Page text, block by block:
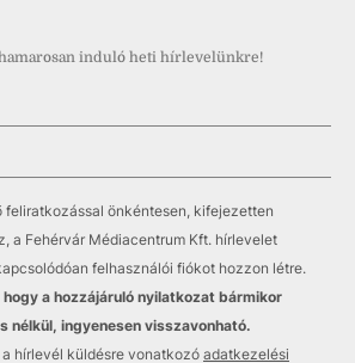
induló heti hírlevelünkre!
feliratkozással önkéntesen, kifejezetten
a Fehérvár Médiacentrum Kft. hírlevelet
felhasználói fiókot hozzon létre.
a hozzájáruló nyilatkozat bármikor
nélkül, ingyenesen visszavonható.
hírlevél küldésre vonatkozó adatkezelési